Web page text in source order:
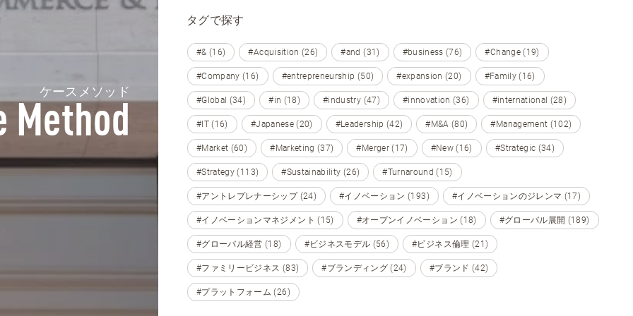
ケースメソッド
Method
タグで探す
#& (16) #Acquisition (26) #and (31) #business (76) #Change (19)
#Company (16) #entrepreneurship (50) #expansion (20) #Family (16)
#Global (34) #in (18) #industry (47) #innovation (36) #international (28)
#IT (16) #Japanese (20) #Leadership (42) #M&A (80) #Management (102)
#Market (60) #Marketing (37) #Merger (17) #New (16) #Strategic (34)
#Strategy (113) #Sustainability (26) #Turnaround (15)
#アントレプレナーシップ (24) #イノベーション (193) #イノベーションのジレンマ (17)
#イノベーションマネジメント (15) #オープンイノベーション (18) #グローバル展開 (189)
#グローバル経営 (18) #ビジネスモデル (56) #ビジネス倫理 (21)
#ファミリービジネス (83) #ブランディング (24) #ブランド (42)
#プラットフォーム (26)